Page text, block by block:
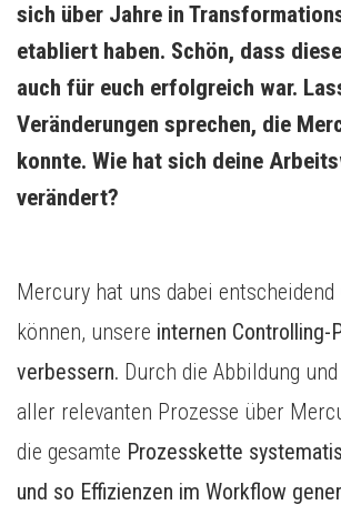
sich über Jahre in
etabliert haben. Schön, dass
auch für euch erfolgreich war.
Veränderungen sprechen, die
konnte. Wie hat sich deine
verändert?
Mercury hat uns dabei
können, unsere internen Controlling-
verbessern. Durch die Abbildung
aller relevanten Prozesse über
die gesamte Prozesskette
und so Effizienzen im Workflow